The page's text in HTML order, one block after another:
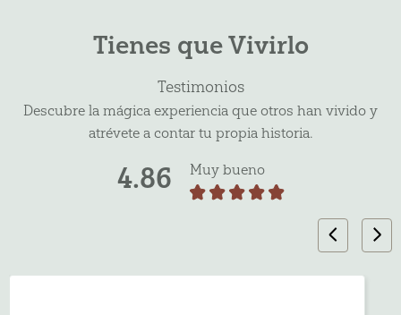
Tienes que Vivirlo
Testimonios
Descubre la mágica experiencia que otros han vivido y
atrévete a contar tu propia historia.
4.86 Muy bueno
‹ ›